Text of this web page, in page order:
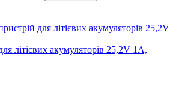
літієвих акумуляторів 25,2V 1A,